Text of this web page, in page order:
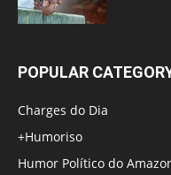
POPULAR
Charges do Dia
+Humoriso
Humor Político do